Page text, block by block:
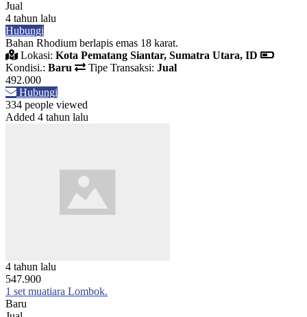
Jual
4 tahun lalu
Hubungi
Bahan Rhodium berlapis emas 18 karat.
Lokasi: Kota Pematang Siantar, Sumatra Utara, ID
Kondisi.: Baru Tipe Transaksi: Jual
492.000
Hubungi
334 people viewed
Added 4 tahun lalu
4 tahun lalu
547.900
1 set muatiara Lombok.
Baru